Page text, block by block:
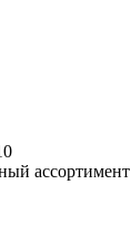
ассортимент